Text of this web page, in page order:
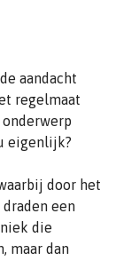
aandacht
regelmaat
eigenlijk?
door het
een
die
maar dan